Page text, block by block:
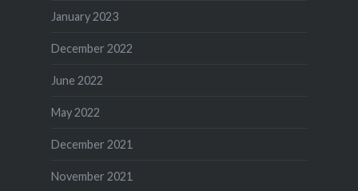
January 2023
December 2022
June 2022
May 2022
December 2021
November 2021